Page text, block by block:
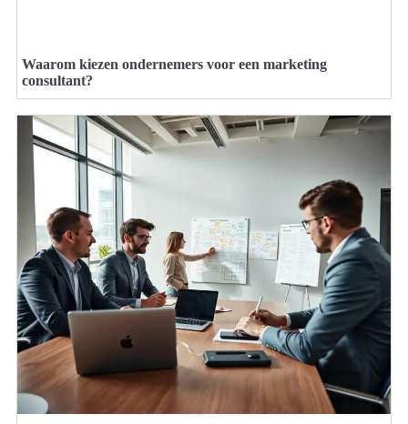
Waarom kiezen ondernemers voor een marketing
consultant?